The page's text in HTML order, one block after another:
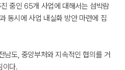
중인 65개 사업에 대해서는 섬박람
동시에 사업 내실화 방안 마련에 집
남도, 중앙부처와 지속적인 협의를 거
이다.